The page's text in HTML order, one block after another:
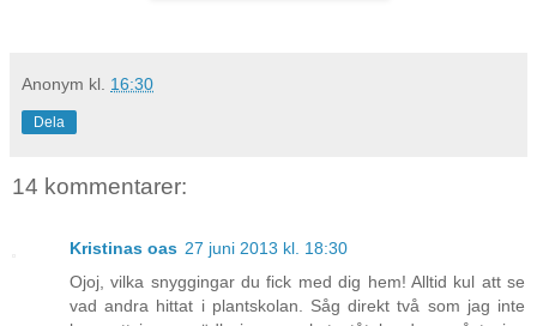
Anonym kl. 16:30
Dela
14 kommentarer:
Kristinas oas 27 juni 2013 kl. 18:30
Ojoj, vilka snyggingar du fick med dig hem! Alltid kul att se
vad andra hittat i plantskolan. Såg direkt två som jag inte